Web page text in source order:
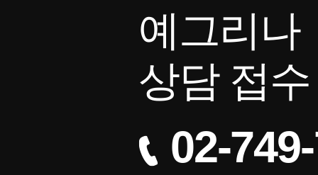
예그리나
상담 접수
02-